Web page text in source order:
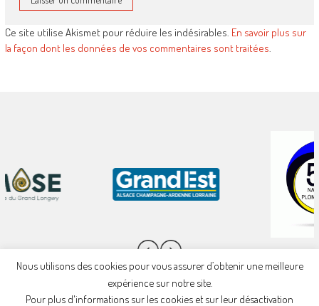
Ce site utilise Akismet pour réduire les indésirables. En savoir plus sur
la façon dont les données de vos commentaires sont traitées.
Nous utilisons des cookies pour vous assurer d’obtenir une meilleure
expérience sur notre site.
Pour plus d'informations sur les cookies et sur leur désactivation